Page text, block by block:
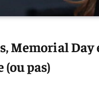
Memorial
(ou pas)